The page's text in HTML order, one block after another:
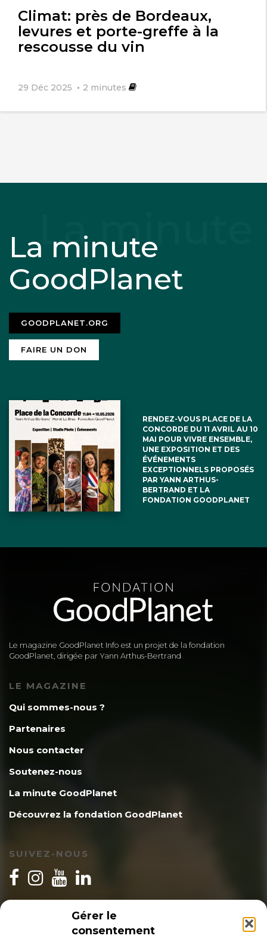
Gérer le
consentement
Climat: près de Bordeaux,
levures et porte-greffe à la
rescousse du vin
29 Déc 2025 2 minutes
La minute
GoodPlanet
GOODPLANET.ORG
FAIRE UN DON
RENDEZ-VOUS PLACE DE LA
CONCORDE DU 11 AVRIL AU 10
MAI POUR VIVRE ENSEMBLE,
UNE EXPOSITION ET DES
ÉVÉNEMENTS
EXCEPTIONNELS PROPOSÉS
PAR YANN ARTHUS-
BERTRAND ET LA
FONDATION GOODPLANET
Le magazine GoodPlanet Info est un projet de la fondation
GoodPlanet, dirigée par Yann Arthus-Bertrand
LE MAGAZINE
Qui sommes-nous ?
Partenaires
Nous contacter
Soutenez-nous
La minute GoodPlanet
Découvrez la fondation GoodPlanet
SUIVEZ-NOUS
INSCRIPTION NEWSLETTER